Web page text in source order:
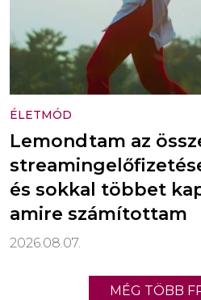
ÉLETMÓD
Lemondtam az
és sokkal többet
amire számítottam
2026.08.07.
MÉG TÖBB